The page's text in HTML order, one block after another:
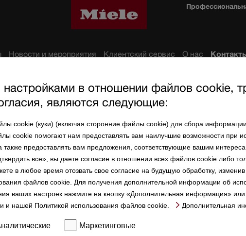
Связаться онлайн
или по электронной почте
info@miele.kz
г.
ТРЦ
г.
Новости и мероприятия Клиентский сервис О нас
в отношении файлов cookie,
являются следующие:
cookie (куки) (включая сторонние файлы cookie) для сбора информации
cookie помогают нам предоставлять вам наилучшие возможности при
также предоставлять вам предложения, соответствующие вашим
все», вы даете согласие в отношении всех файлов cookie либо
в любое время отозвать свое согласие на будущую обработку, изменив
файлов cookie. Для получения дополнительной информации об
ваших настроек нажмите на кнопку «Дополнительная информация» или
и нашей Политикой использования файлов cookie.
Дополнительная
Маркетинговые